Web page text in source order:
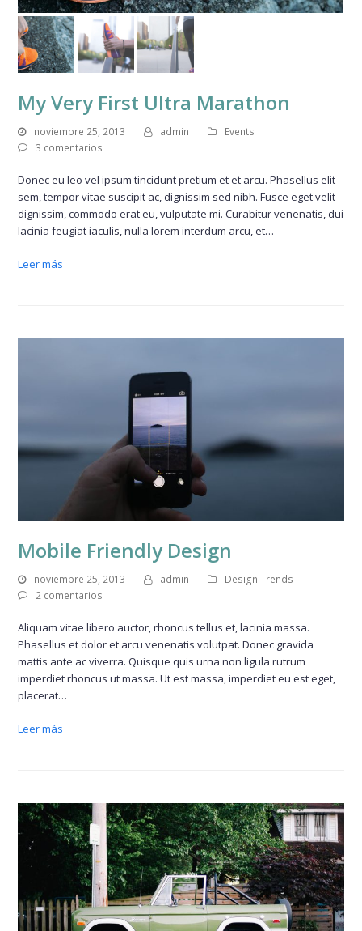
My Very First Ultra Marathon
noviembre 25, 2013 admin
Events
3 comentarios
Donec eu leo vel ipsum tincidunt pretium et et arcu. Phasellus elit
sem, tempor vitae suscipit ac, dignissim sed nibh. Fusce eget velit
dignissim, commodo erat eu, vulputate mi. Curabitur venenatis, dui
lacinia feugiat iaculis, nulla lorem interdum arcu, et…
Leer más
Mobile Friendly Design
noviembre 25, 2013 admin
Design Trends
2 comentarios
Aliquam vitae libero auctor, rhoncus tellus et, lacinia massa.
Phasellus et dolor et arcu venenatis volutpat. Donec gravida
mattis ante ac viverra. Quisque quis urna non ligula rutrum
imperdiet rhoncus ut massa. Ut est massa, imperdiet eu est eget,
placerat…
Leer más